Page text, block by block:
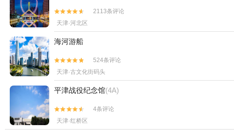


2113条评论
天津·河北区
海河游船


524条评论
天津·古文化街码头
平津战役纪念馆(4A)


4条评论
天津·红桥区